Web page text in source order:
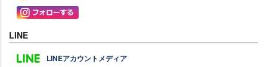
LINE
LINEアカウントメディア